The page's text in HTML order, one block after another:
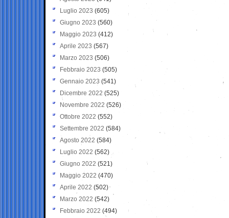
Luglio 2023 (605)
Giugno 2023 (560)
Maggio 2023 (412)
Aprile 2023 (567)
Marzo 2023 (506)
Febbraio 2023 (505)
Gennaio 2023 (541)
Dicembre 2022 (525)
Novembre 2022 (526)
Ottobre 2022 (552)
Settembre 2022 (584)
Agosto 2022 (584)
Luglio 2022 (562)
Giugno 2022 (521)
Maggio 2022 (470)
Aprile 2022 (502)
Marzo 2022 (542)
Febbraio 2022 (494)